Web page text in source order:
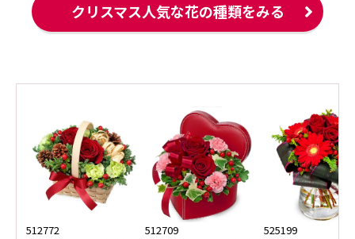
クリスマス人気な花の種類をみる
512772 512709 525199